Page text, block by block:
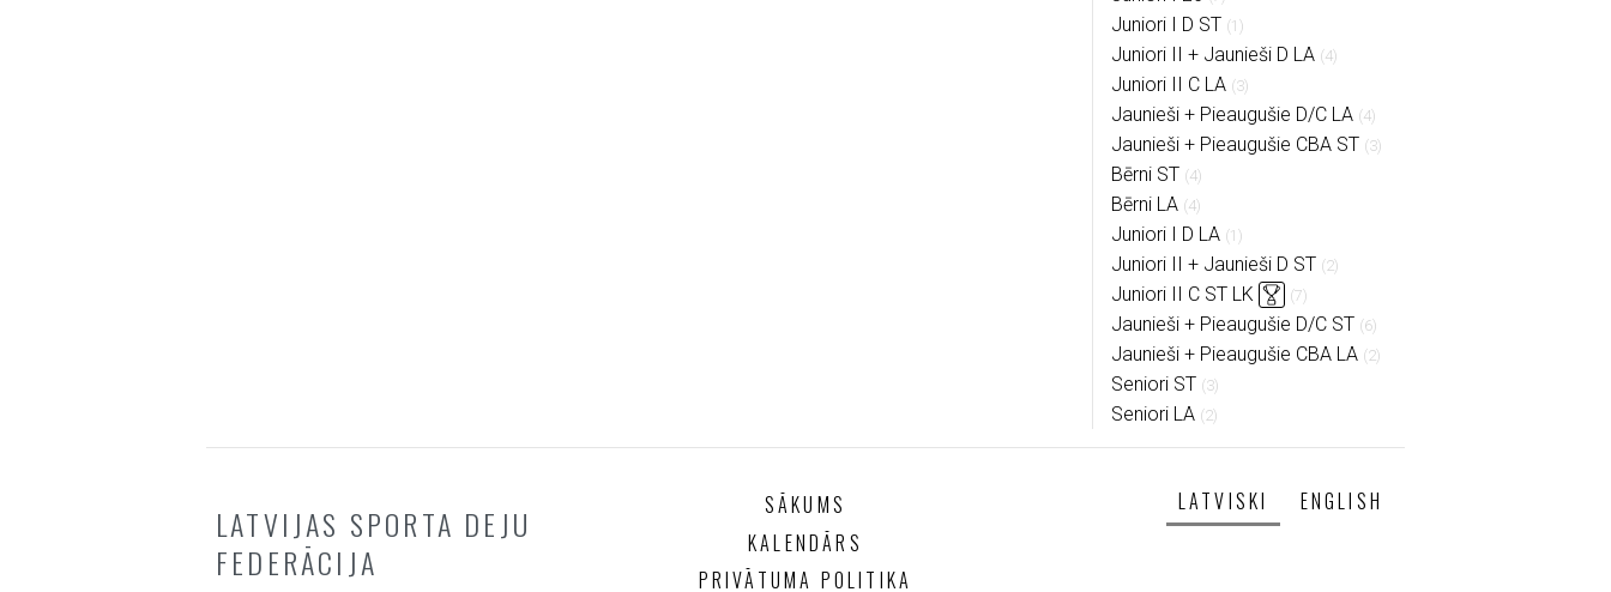
Juniori I D ST (1)
Juniori II + Jaunieši D LA (4)
Juniori II C LA (3)
Jaunieši + Pieaugušie D/C LA (4)
Jaunieši + Pieaugušie CBA ST (3)
Bērni ST (4)
Bērni LA (4)
Juniori I D LA (1)
Juniori II + Jaunieši D ST (2)
Juniori II C ST LK (7)
Jaunieši + Pieaugušie D/C ST (6)
Jaunieši + Pieaugušie CBA LA (2)
Seniori ST (3)
Seniori LA (2)
LATVIJAS SPORTA DEJU
FEDERĀCIJA
SĀKUMS
KALENDĀRS
PRIVĀTUMA POLITIKA
LATVISKI ENGLISH